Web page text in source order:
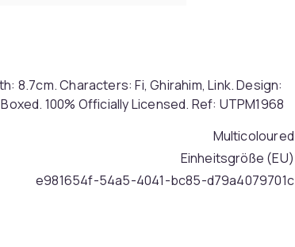
8.7cm. Characters: Fi, Ghirahim, Link. Design:
100% Officially Licensed. Ref: UTPM1968
Multicoloured
Einheitsgröße (EU)
e981654f-54a5-4041-bc85-d79a4079701c